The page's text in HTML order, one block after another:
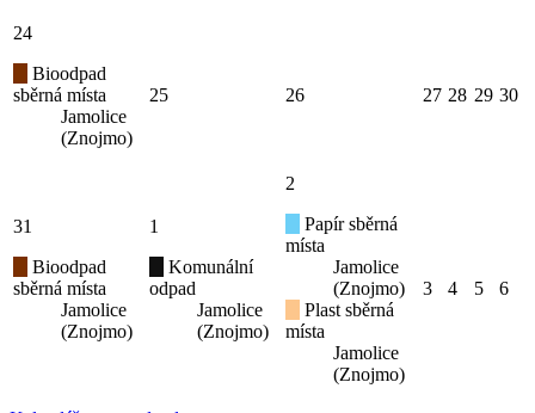
24
Bioodpad
sběrná místa
Jamolice
(Znojmo)
25 26 27 28 29 30
31
Bioodpad
sběrná místa
Jamolice
(Znojmo)
1
Komunální
odpad
Jamolice
(Znojmo)
2
Papír sběrná
místa
Jamolice
(Znojmo)
Plast sběrná
místa
Jamolice
(Znojmo)
3 4 5 6